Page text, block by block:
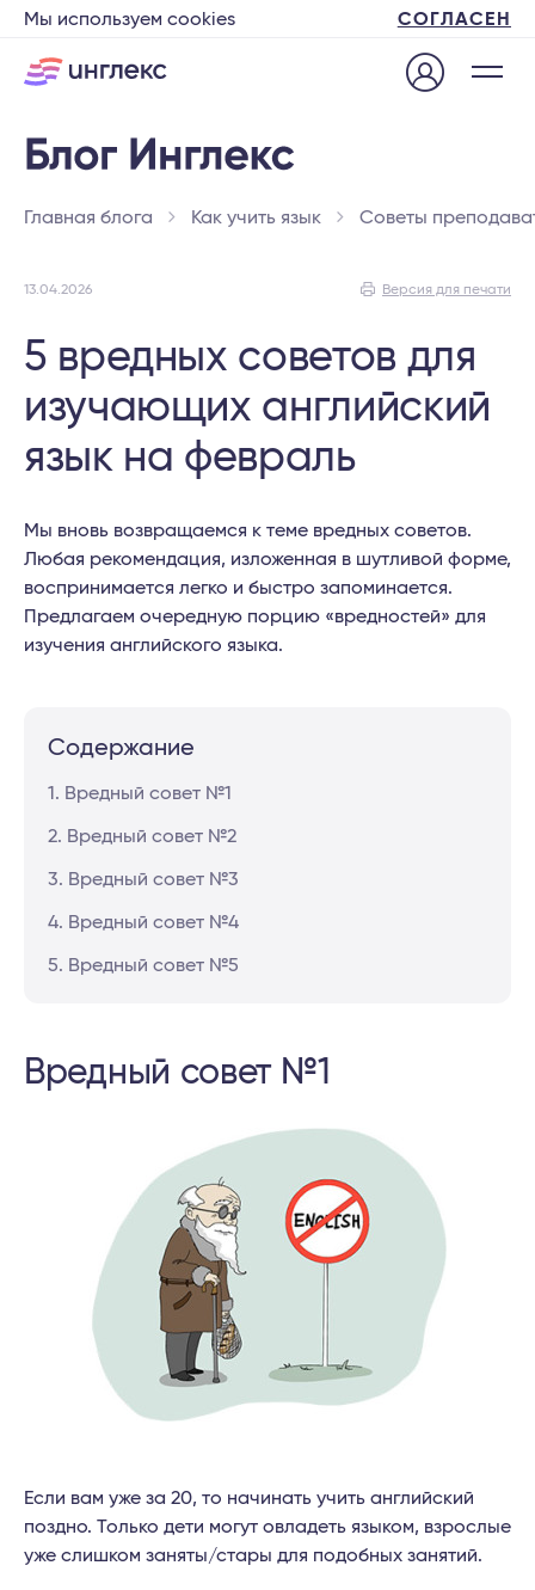
Мы используем cookies СОГЛАСЕН
Главная блога Как учить язык Советы
13.04.2026 Версия для печати
5 вредных советов для
изучающих английский
язык на февраль
Мы вновь возвращаемся к теме вредных советов.
Любая рекомендация, изложенная в шутливой форме,
воспринимается легко и быстро запоминается.
Предлагаем очередную порцию «вредностей» для
изучения английского языка.
Содержание
1. Вредный совет №1
2. Вредный совет №2
3. Вредный совет №3
4. Вредный совет №4
5. Вредный совет №5
Вредный совет №1
Если вам уже за 20, то начинать учить английский
поздно. Только дети могут овладеть языком, взрослые
уже слишком заняты/стары для подобных занятий.